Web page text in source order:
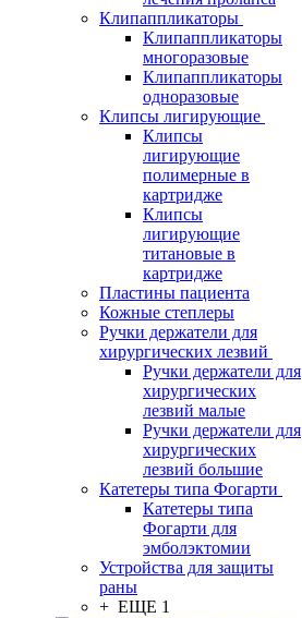
Клипаппликаторы
Клипаппликаторы
многоразовые
Клипаппликаторы
одноразовые
Клипсы лигирующие
Клипсы
лигирующие
полимерные в
картридже
Клипсы
лигирующие
титановые в
картридже
Пластины пациента
Кожные степлеры
Ручки держатели для
хирургических лезвий
Ручки держатели для
хирургических
лезвий малые
Ручки держатели для
хирургических
лезвий большие
Катетеры типа Фогарти
Катетеры типа
Фогарти для
эмболэктомии
Устройства для защиты
раны
+ ЕЩЕ 1